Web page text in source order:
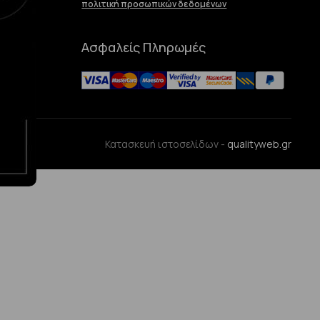
πολιτική προσωπικών δεδομένων
Ασφαλείς Πληρωμές
Κατασκευή ιστοσελίδων - qualityweb.gr